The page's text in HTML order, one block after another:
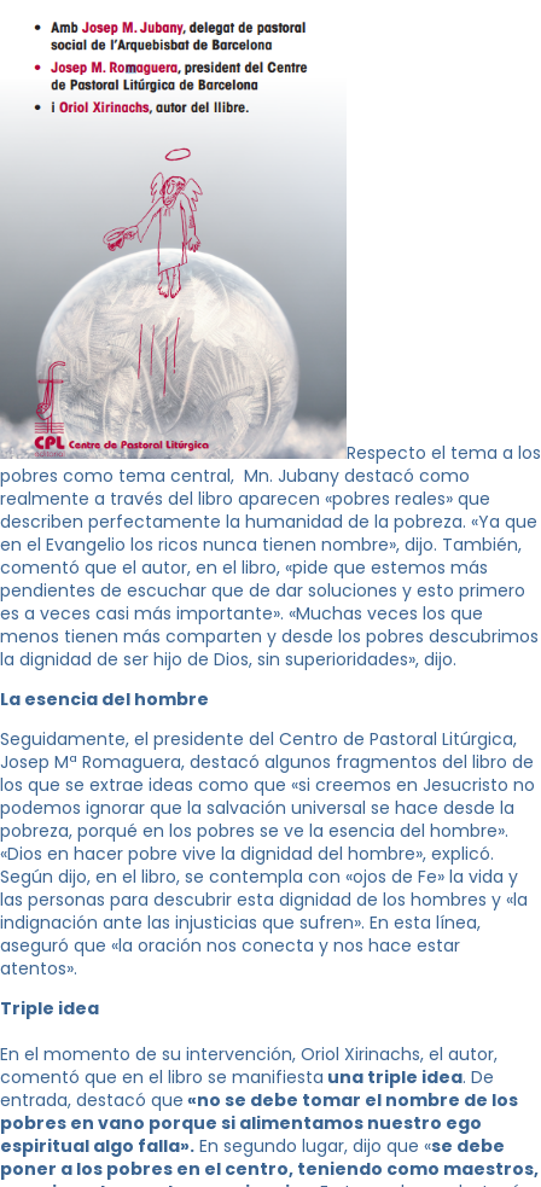
Respecto el tema a los
pobres como tema central, Mn. Jubany destacó como
realmente a través del libro aparecen «pobres reales» que
describen perfectamente la humanidad de la pobreza. «Ya que
en el Evangelio los ricos nunca tienen nombre», dijo. También,
comentó que el autor, en el libro, «pide que estemos más
pendientes de escuchar que de dar soluciones y esto primero
es a veces casi más importante». «Muchas veces los que
menos tienen más comparten y desde los pobres descubrimos
la dignidad de ser hijo de Dios, sin superioridades», dijo.
La esencia del hombre
Seguidamente, el presidente del Centro de Pastoral Litúrgica,
Josep Mª Romaguera, destacó algunos fragmentos del libro de
los que se extrae ideas como que «si creemos en Jesucristo no
podemos ignorar que la salvación universal se hace desde la
pobreza, porqué en los pobres se ve la esencia del hombre».
«Dios en hacer pobre vive la dignidad del hombre», explicó.
Según dijo, en el libro, se contempla con «ojos de Fe» la vida y
las personas para descubrir esta dignidad de los hombres y «la
indignación ante las injusticias que sufren». En esta línea,
aseguró que «la oración nos conecta y nos hace estar
atentos».
Triple idea
En el momento de su intervención, Oriol Xirinachs, el autor,
comentó que en el libro se manifiesta una triple idea. De
entrada, destacó que «no se debe tomar el nombre de los
pobres en vano porque si alimentamos nuestro ego
espiritual algo falla». En segundo lugar, dijo que «se debe
poner a los pobres en el centro, teniendo como maestros,